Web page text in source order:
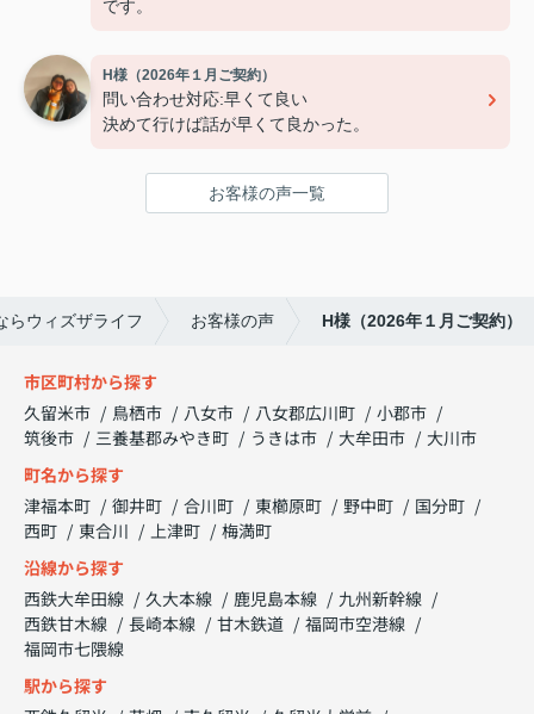
です。
H様（2026年１月ご契約）
問い合わせ対応:早くて良い
決めて行けば話が早くて良かった。
お客様の声一覧
らウィズザライフ お客様の声 H様（2026年１月ご契約）
市区町村から探す
久留米市
鳥栖市 八女市 八女郡広川町
小郡市
筑後市
三養基郡みやき町 うきは市 大牟田市
大川市
町名から探す
津福本町
御井町 合川町 東櫛原町 野中町
国分町
西町
東合川 上津町
梅満町
沿線から探す
西鉄大牟田線
久大本線 鹿児島本線
九州新幹線
西鉄甘木線
長崎本線 甘木鉄道
福岡市空港線
福岡市七隈線
駅から探す